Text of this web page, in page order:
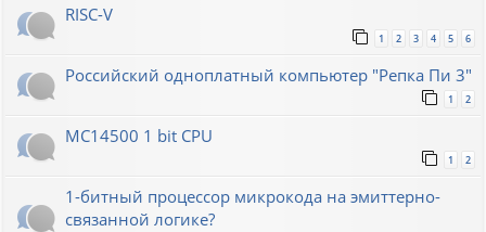
RISC-V
1 2 3 4 5 6
Российский одноплатный компьютер "Репка Пи 3"
1 2
MC14500 1 bit CPU
1 2
1-битный процессор микрокода на эмиттерно-
связанной логике?